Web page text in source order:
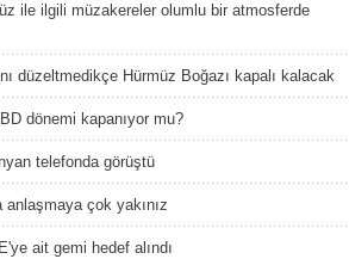
ile ilgili müzakereler olumlu bir atmosferde
düzeltmedikçe Hürmüz Boğazı kapalı kalacak
dönemi kapanıyor mu?
telefonda görüştü
anlaşmaya çok yakınız
ait gemi hedef alındı